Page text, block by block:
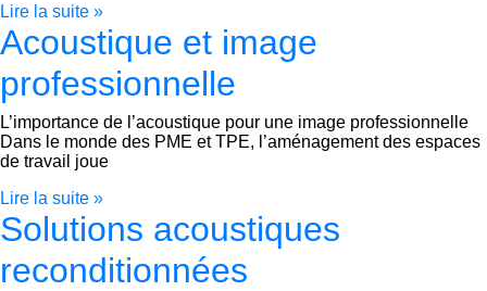
Lire la suite »
Acoustique et image
professionnelle
L’importance de l’acoustique pour une image professionnelle
Dans le monde des PME et TPE, l’aménagement des espaces
de travail joue
Lire la suite »
Solutions acoustiques
reconditionnées